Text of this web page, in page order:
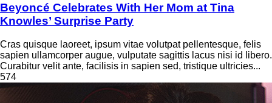
Beyoncé Celebrates With Her Mom at Tina
Knowles’ Surprise Party
Cras quisque laoreet, ipsum vitae volutpat pellentesque, felis
sapien ullamcorper augue, vulputate sagittis lacus nisi id libero.
Curabitur velit ante, facilisis in sapien sed, tristique ultricies...
574